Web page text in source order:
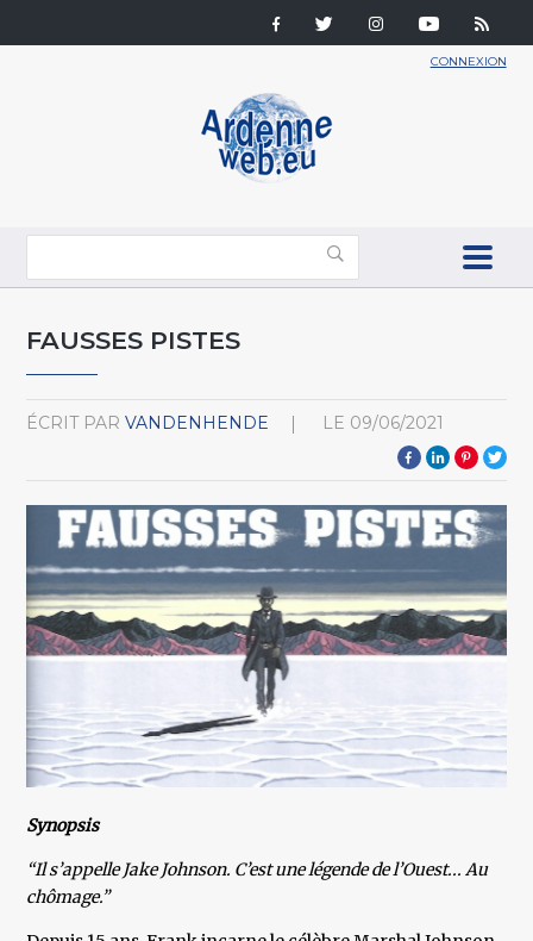
CONNEXION
FAUSSES PISTES
ÉCRIT PAR VANDENHENDE LE 09/06/2021
Synopsis
“Il s’appelle Jake Johnson. C’est une légende de l’Ouest... Au
chômage.”